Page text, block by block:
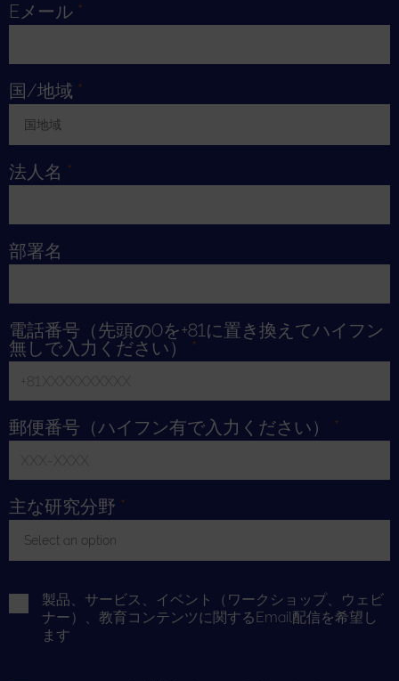
Eメール *
国/地域 *
国地域
法人名 *
部署名
電話番号（先頭の0を+81に置き換えてハイフン
無しで入力ください） *
郵便番号（ハイフン有で入力ください） *
主な研究分野 *
Select an option
製品、サービス、イベント（ワークショップ、ウェビ
ナー）、教育コンテンツに関するEmail配信を希望し
ます